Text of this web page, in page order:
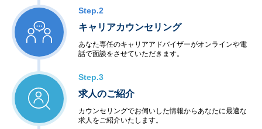
Step.2
キャリアカウンセリング
あなた専任のキャリアアドバイザーがオンラインや電
話で面談をさせていただきます。
Step.3
求人のご紹介
カウンセリングでお伺いした情報からあなたに最適な
求人をご紹介いたします。